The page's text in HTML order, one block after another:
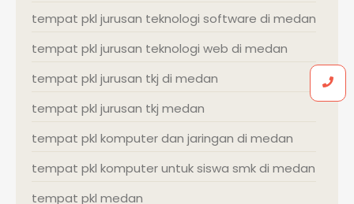
tempat pkl jurusan teknologi software di medan
tempat pkl jurusan teknologi web di medan
tempat pkl jurusan tkj di medan
tempat pkl jurusan tkj medan
tempat pkl komputer dan jaringan di medan
tempat pkl komputer untuk siswa smk di medan
tempat pkl medan